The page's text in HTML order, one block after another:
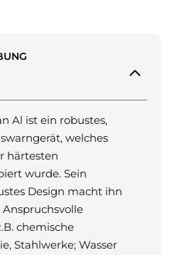
Al ist ein robustes,
welches
härtesten
wurde. Sein
Design macht ihn
chemische
Stahlwerke; Wasser